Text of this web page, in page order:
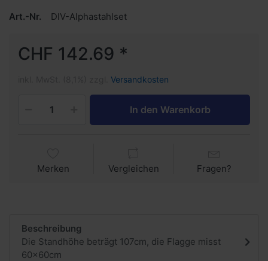
Art.-Nr.
DIV-Alphastahlset
CHF 142.69 *
Versandkosten
In den Warenkorb
Merken Vergleichen Fragen?
Beschreibung
Die Standhöhe beträgt 107cm, die Flagge misst
60x60cm